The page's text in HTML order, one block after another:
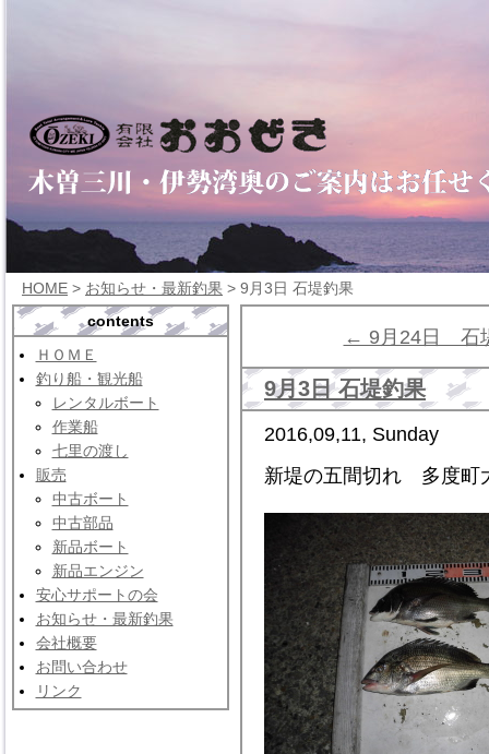
HOME > お知らせ・最新釣果 > 9月3日 石堤釣果
contents
ＨＯＭＥ
釣り船・観光船
レンタルボート
作業船
七里の渡し
販売
中古ボート
中古部品
新品ボート
新品エンジン
安心サポートの会
お知らせ・最新釣果
会社概要
お問い合わせ
リンク
← 9月24日 石
9月3日 石堤釣果
2016,09,11, Sunday
新堤の五間切れ 多度町